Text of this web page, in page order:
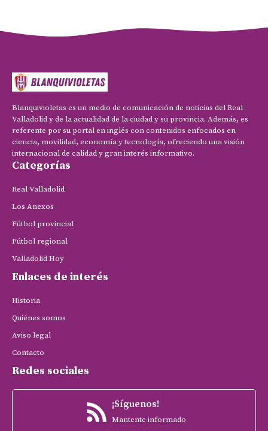
Blanquivioletas es un medio de comunicación de noticias del Real
Valladolid y de la actualidad de la ciudad y su provincia. Además, es
referente por su portal en inglés con contenidos enfocados en
ciencia, movilidad, economía y tecnología, ofreciendo una visión
internacional de calidad y gran interés informativo.
Categorías
Real Valladolid
Los Anexos
Fútbol provincial
Fútbol regional
Valladolid Hoy
Enlaces de interés
Historia
Quiénes somos
Aviso legal
Contacto
Redes sociales
¡Síguenos!
Mantente informado